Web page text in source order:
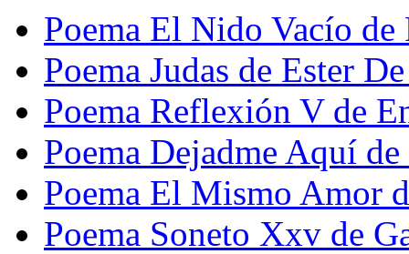
Poema El Nido Vacío de
Poema Judas de Ester
Poema Reflexión V de
Poema Dejadme Aquí
Poema El Mismo Amor
Poema Soneto Xxv de